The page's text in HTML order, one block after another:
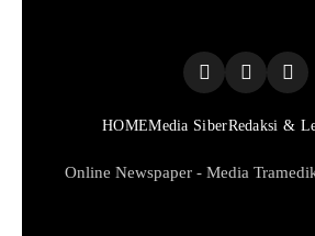
HOMEMedia SiberRedaksi &
Online Newspaper - Media